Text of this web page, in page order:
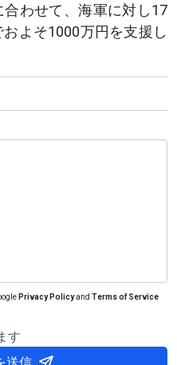
合わせて、海軍に対し17
よそ1000万円を支援し
Privacy Policyand Terms of Service
す
送信